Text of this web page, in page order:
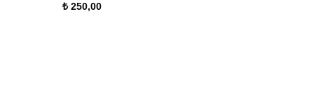
₺ 250,00